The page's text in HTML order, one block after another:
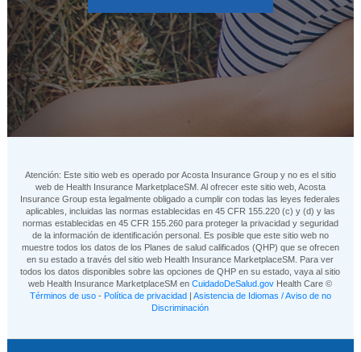
Atención: Este sitio web es operado por Acosta Insurance Group y no es el sitio
web de Health Insurance MarketplaceSM. Al ofrecer este sitio web, Acosta
Insurance Group esta legalmente obligado a cumplir con todas las leyes federales
aplicables, incluidas las normas establecidas en 45 CFR 155.220 (c) y (d) y las
normas establecidas en 45 CFR 155.260 para proteger la privacidad y seguridad
de la información de identificación personal. Es posible que este sitio web no
muestre todos los datos de los Planes de salud calificados (QHP) que se ofrecen
en su estado a través del sitio web Health Insurance MarketplaceSM. Para ver
todos los datos disponibles sobre las opciones de QHP en su estado, vaya al sitio
web Health Insurance MarketplaceSM enCuidadoDeSalud.gov Health Care ©
Términos de uso- Política de privacidad
Asistencia de Idiomas / Aviso de no
Discriminación